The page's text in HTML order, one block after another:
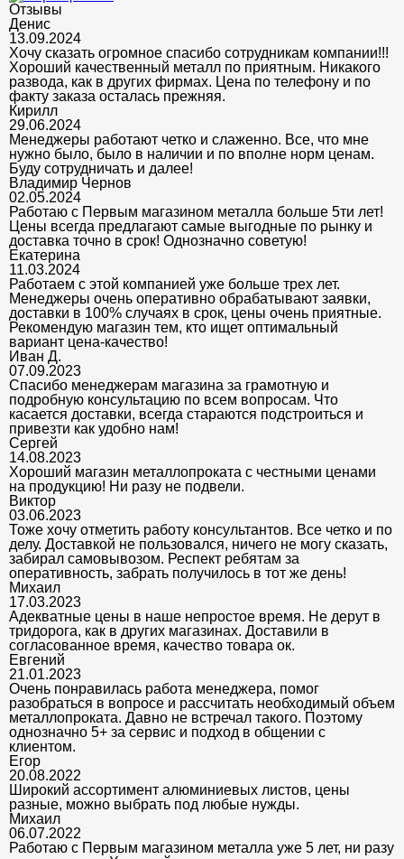
Отзывы
Денис
13.09.2024
Хочу сказать огромное спасибо сотрудникам компании!!!
Хороший качественный металл по приятным. Никакого
развода, как в других фирмах. Цена по телефону и по
факту заказа осталась прежняя.
Кирилл
29.06.2024
Менеджеры работают четко и слаженно. Все, что мне
нужно было, было в наличии и по вполне норм ценам.
Буду сотрудничать и далее!
Владимир Чернов
02.05.2024
Работаю с Первым магазином металла больше 5ти лет!
Цены всегда предлагают самые выгодные по рынку и
доставка точно в срок! Однозначно советую!
Екатерина
11.03.2024
Работаем с этой компанией уже больше трех лет.
Менеджеры очень оперативно обрабатывают заявки,
доставки в 100% случаях в срок, цены очень приятные.
Рекомендую магазин тем, кто ищет оптимальный
вариант цена-качество!
Иван Д.
07.09.2023
Спасибо менеджерам магазина за грамотную и
подробную консультацию по всем вопросам. Что
касается доставки, всегда стараются подстроиться и
привезти как удобно нам!
Сергей
14.08.2023
Хороший магазин металлопроката с честными ценами
на продукцию! Ни разу не подвели.
Виктор
03.06.2023
Тоже хочу отметить работу консультантов. Все четко и по
делу. Доставкой не пользовался, ничего не могу сказать,
забирал самовывозом. Респект ребятам за
оперативность, забрать получилось в тот же день!
Михаил
17.03.2023
Адекватные цены в наше непростое время. Не дерут в
тридорога, как в других магазинах. Доставили в
согласованное время, качество товара ок.
Евгений
21.01.2023
Очень понравилась работа менеджера, помог
разобраться в вопросе и рассчитать необходимый объем
металлопроката. Давно не встречал такого. Поэтому
однозначно 5+ за сервис и подход в общении с
клиентом.
Егор
20.08.2022
Широкий ассортимент алюминиевых листов, цены
разные, можно выбрать под любые нужды.
Михаил
06.07.2022
Работаю с Первым магазином металла уже 5 лет, ни разу